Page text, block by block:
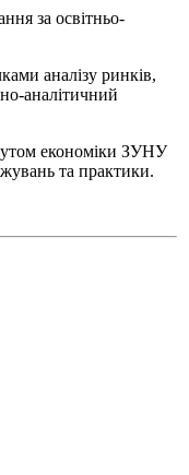
за освітньо-
аналізу ринків,
аналітичний
економіки ЗУНУ
та практики.